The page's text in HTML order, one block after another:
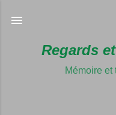
Regards
Mémoire et